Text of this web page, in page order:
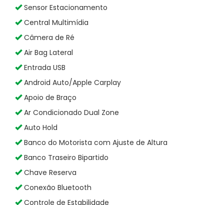
Sensor Estacionamento
Central Multimídia
Câmera de Ré
Air Bag Lateral
Entrada USB
Android Auto/Apple Carplay
Apoio de Braço
Ar Condicionado Dual Zone
Auto Hold
Banco do Motorista com Ajuste de Altura
Banco Traseiro Bipartido
Chave Reserva
Conexão Bluetooth
Controle de Estabilidade